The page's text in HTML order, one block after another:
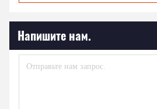
Напишите нам.